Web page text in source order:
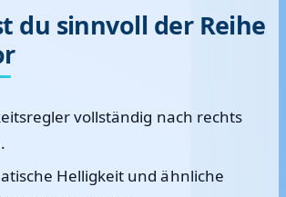
du sinnvoll der Reihe
vollständig nach rechts
Helligkeit und ähnliche